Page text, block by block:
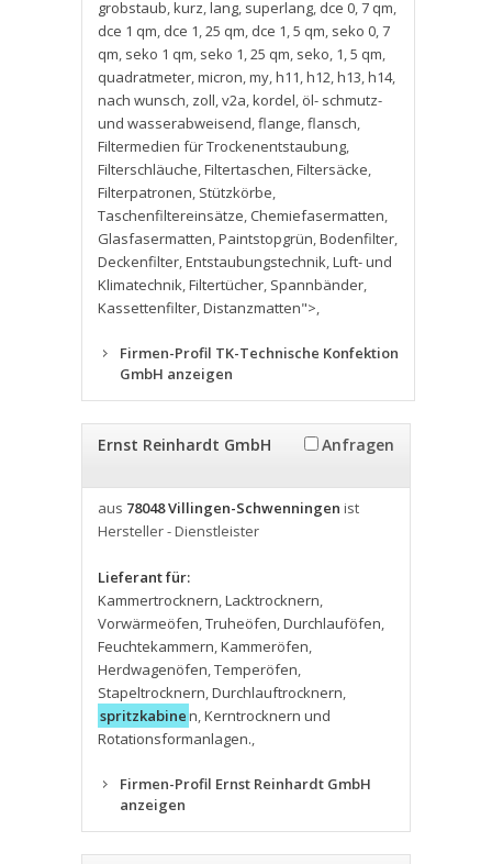
grobstaub,kurz,lang, superlang, dce 0,7 qm,
dce 1 qm, dce 1,25 qm, dce 1,5 qm, seko 0,7
qm, seko 1 qm, seko 1,25 qm, seko, 1,5 qm,
quadratmeter,micron,my,h11,h12,h13,h14,
nach wunsch, zoll,v2a,kordel, öl- schmutz-
und wasserabweisend,flange,flansch,
Filtermedien für Trockenentstaubung,
Filterschläuche,Filtertaschen,Filtersäcke,
Filterpatronen, Stützkörbe,
Taschenfiltereinsätze, Chemiefasermatten,
Glasfasermatten,Paintstopgrün,Bodenfilter,
Deckenfilter,Entstaubungstechnik,Luft- und
Klimatechnik,Filtertücher, Spannbänder,
Kassettenfilter,Distanzmatten">,
Firmen-Profil TK-Technische Konfektion
GmbH anzeigen
Ernst Reinhardt GmbH Anfragen
aus 78048 Villingen-Schwenningen ist
Hersteller - Dienstleister
Lieferant für:
Kammertrocknern,Lacktrocknern,
Vorwärmeöfen,Truheöfen,Durchlauföfen,
Feuchtekammern,Kammeröfen,
Herdwagenöfen,Temperöfen,
Stapeltrocknern,Durchlauftrocknern,
spritzkabinen,Kerntrocknern und
Rotationsformanlagen.,
Firmen-Profil Ernst Reinhardt GmbH
anzeigen